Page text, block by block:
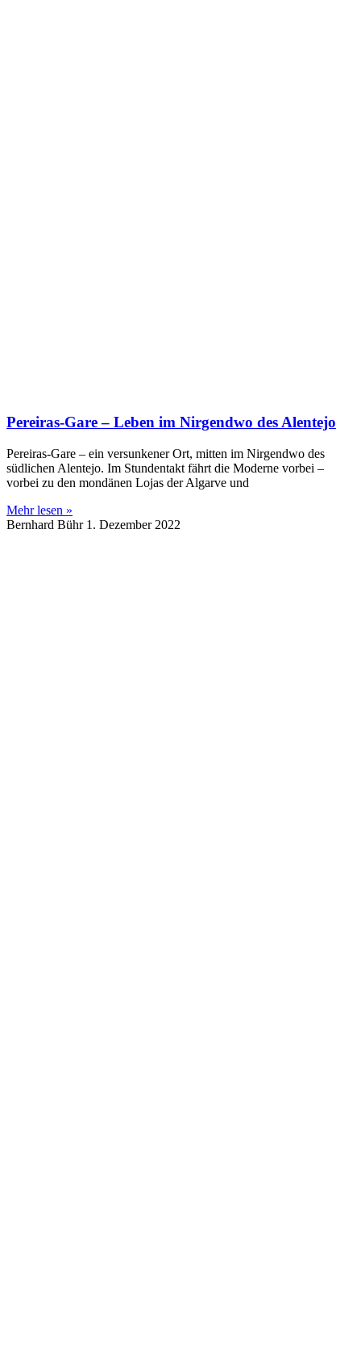
Pereiras-Gare – Leben im Nirgendwo des Alentejo
Pereiras-Gare – ein versunkener Ort, mitten im Nirgendwo des
südlichen Alentejo. Im Stundentakt fährt die Moderne vorbei –
vorbei zu den mondänen Lojas der Algarve und
Mehr lesen »
Bernhard Bühr 1. Dezember 2022